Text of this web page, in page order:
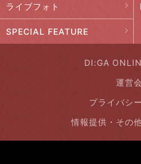
ライブフォト
SPECIAL FEATURE
DI:GA
運営
プライバシ
情報提供・その